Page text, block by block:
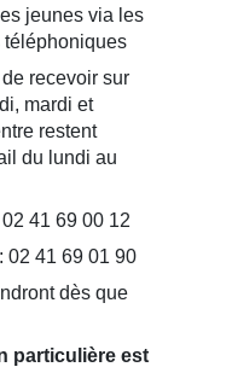
jeunes via les
téléphoniques
recevoir sur
mardi et
restent
du lundi au
41 69 00 12
02 41 69 01 90
dès que
particulière est